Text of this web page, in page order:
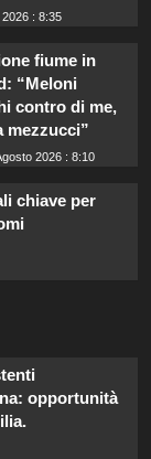
: 8:35
fiume in
“Meloni
contro di me,
mezzucci”
2026 : 8:10
chiave per
opportunità